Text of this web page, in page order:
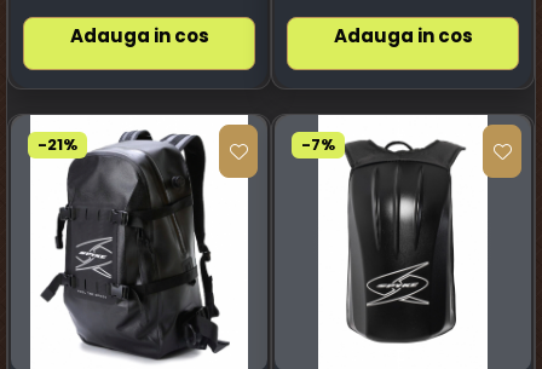
Adauga in cos Adauga in cos
-21% -7%